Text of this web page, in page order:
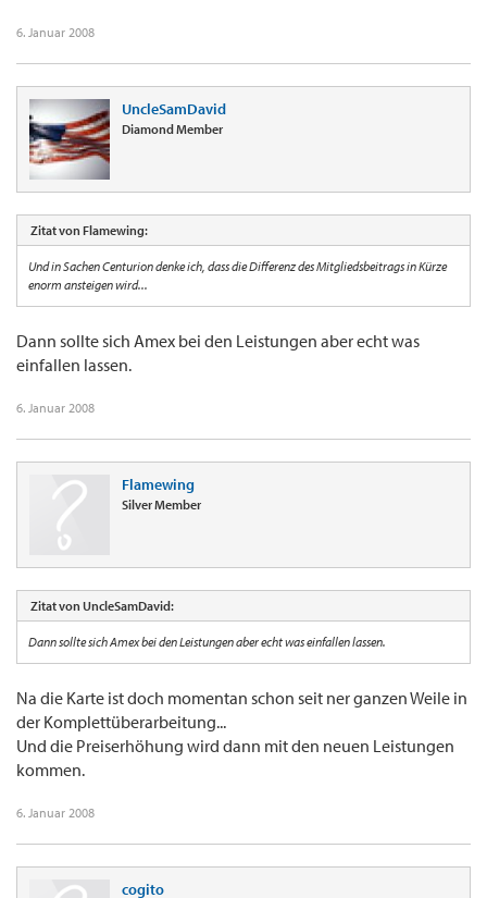
6. Januar 2008
UncleSamDavid
Diamond Member
Zitat von Flamewing:
Und in Sachen Centurion denke ich, dass die Differenz des Mitgliedsbeitrags in Kürze
enorm ansteigen wird...
Dann sollte sich Amex bei den Leistungen aber echt was
einfallen lassen.
6. Januar 2008
Flamewing
Silver Member
Zitat von UncleSamDavid:
Dann sollte sich Amex bei den Leistungen aber echt was einfallen lassen.
Na die Karte ist doch momentan schon seit ner ganzen Weile in
der Komplettüberarbeitung...
Und die Preiserhöhung wird dann mit den neuen Leistungen
kommen.
6. Januar 2008
cogito